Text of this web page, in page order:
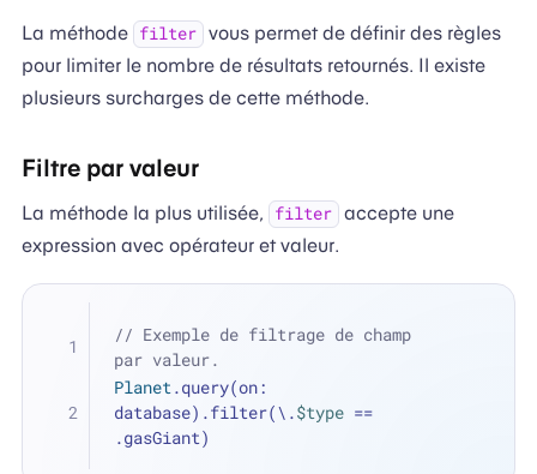
La méthode filter vous permet de définir des règles
pour limiter le nombre de résultats retournés. Il existe
plusieurs surcharges de cette méthode.
Filtre par valeur
La méthode la plus utilisée, filter accepte une
expression avec opérateur et valeur.
// Exemple de filtrage de champ
par valeur.
Planet.query(on:
database).filter(\.$type ==
.gasGiant)